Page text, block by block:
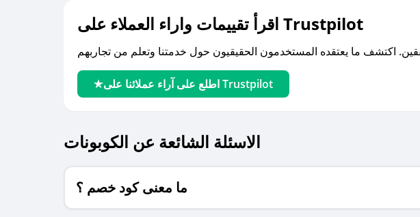
اقرأ تقييمات واراء العملاء على Trustpilot
اطلع على آراء عملائنا على Trustpilot
الاسئلة الشائعة عن الكوبونات
ما معنى كود خصم ؟